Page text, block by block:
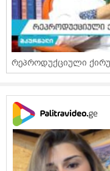
რეპროდუქციული